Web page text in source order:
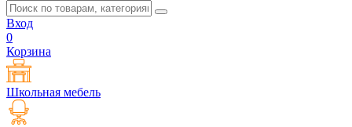
Вход
0
Корзина
Школьная мебель